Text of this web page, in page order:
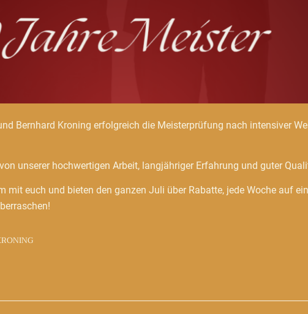
Bernhard Kroning erfolgreich die Meisterprüfung nach intensiver
unserer hochwertigen Arbeit, langjähriger Erfahrung und guter
mit euch und bieten den ganzen Juli über Rabatte, jede Woche auf